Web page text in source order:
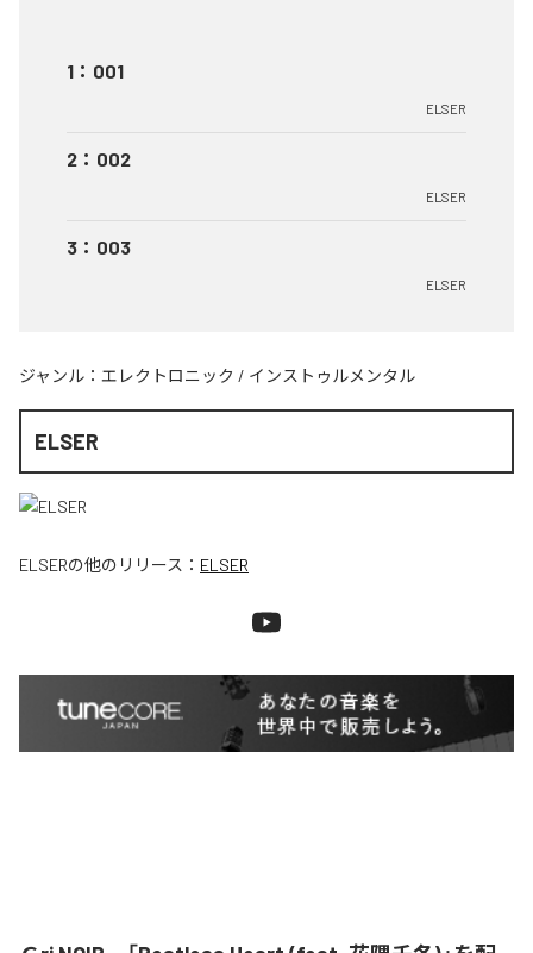
1 ： 001
ELSER
2 ： 002
ELSER
3 ： 003
ELSER
ジャンル： エレクトロニック / インストゥルメンタル
ELSER
ELSERの他のリリース： ELSER